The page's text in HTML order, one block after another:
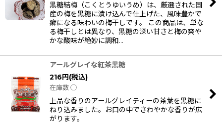
黒糖結梅（こくとうゆいうめ）は、厳選された国
産の梅を黒糖に漬け込んで仕上げた、風味豊かで
癖になる味わいの梅干しです。 この商品は、単な
る梅干しとは異なり、黒糖の深い甘さと梅の爽や
かな酸味が絶妙に調和…
アールグレイな紅茶黒糖
216円(税込)
在庫数 ◯
上品な香りのアールグレイティーの茶葉を黒糖に
ねり込みました。お口の中でさわやかな香りが広
がります。